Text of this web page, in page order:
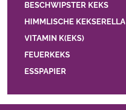
BESCHWIPSTER KEKS
HIMMLISCHE KEKSERELLA
VITAMIN K(EKS)
FEUERKEKS
ESSPAPIER